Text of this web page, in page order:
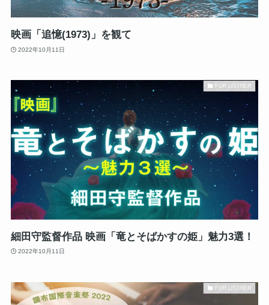
映画「追憶(1973)」を観て
2022年10月11日
FOR LISTNER
細田守監督作品 映画「竜とそばかすの姫」魅力3選！
2022年10月11日
FOR LISTNER